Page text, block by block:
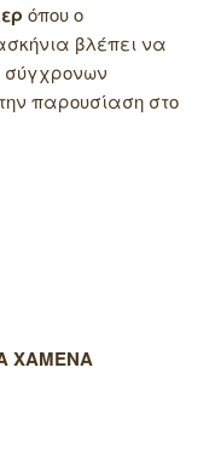
όπου ο
βλέπει να
σύγχρονων
παρουσίαση στο
ΧΑΜΕΝΑ